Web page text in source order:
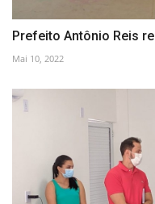
Prefeito Antônio Reis
Mai 10, 2022